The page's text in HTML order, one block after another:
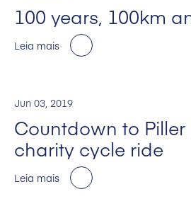
100 years, 100km
Leia mais
Jun 03, 2019
Countdown to Piller
charity cycle ride
Leia mais